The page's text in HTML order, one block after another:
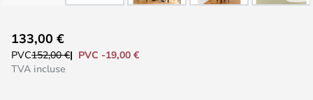
to
the
133,00 €
PVC152,00 €
PVC -19,00 €
TVA incluse